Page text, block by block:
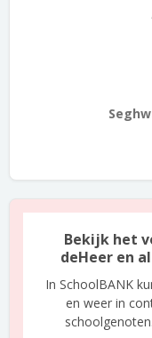
Bekijk het
deHeer en
In SchoolBANK
en weer in